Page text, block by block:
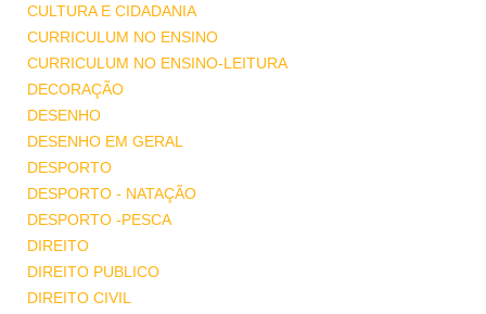
CULTURA E CIDADANIA
CURRICULUM NO ENSINO
CURRICULUM NO ENSINO-LEITURA
DECORAÇÃO
DESENHO
DESENHO EM GERAL
DESPORTO
DESPORTO - NATAÇÃO
DESPORTO -PESCA
DIREITO
DIREITO PUBLICO
DIREITO CIVIL